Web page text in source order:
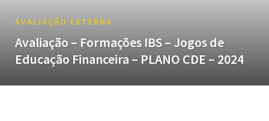
AVALIAÇÃO EXTERNA
Avaliação – Formações IBS – Jogos de
Educação Financeira – PLANO CDE – 2024